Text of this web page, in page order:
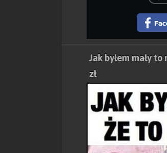
Jak byłem mały
zł